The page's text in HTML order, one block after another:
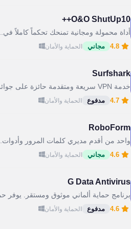
O&O ShutUp10++
أداة محمولة ومجانية تمنحك تحكماً كاملاً في...
مجاني الحماية والأمان
Surfshark
خدمة VPN سريعة ومتقدمة حائزة على جوائز....
مدفوع الحماية والأمان
RoboForm
واحد من أقدم مديري كلمات المرور وأدوات...
مجاني الحماية والأمان
G Data Antivirus
برنامج حماية ألماني موثوق ومستقر. يوفر
مدفوع الحماية والأمان